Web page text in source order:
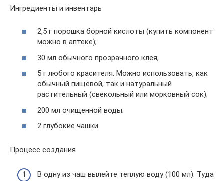
Ингредиенты и инвентарь
2,5 г порошка борной кислоты (купить компонент
можно в аптеке);
30 мл обычного прозрачного клея;
5 г любого красителя. Можно использовать, как
обычный пищевой, так и натуральный
растительный (свекольный или морковный сок);
200 мл очищенной воды;
2 глубокие чашки.
Процесс создания
В одну из чаш вылейте теплую воду (100 мл). Туда